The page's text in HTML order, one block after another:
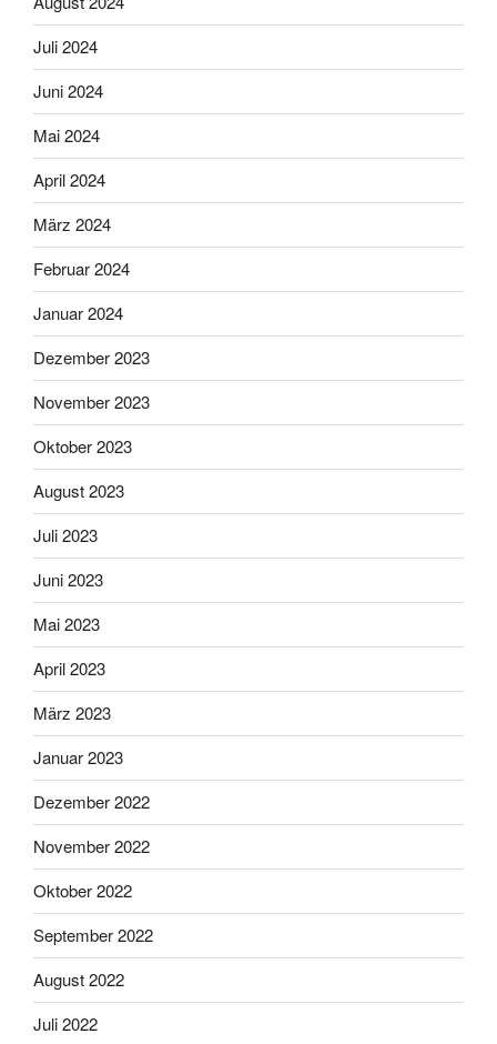
Juli 2024
Juni 2024
Mai 2024
April 2024
März 2024
Februar 2024
Januar 2024
Dezember 2023
November 2023
Oktober 2023
August 2023
Juli 2023
Juni 2023
Mai 2023
April 2023
März 2023
Januar 2023
Dezember 2022
November 2022
Oktober 2022
September 2022
August 2022
Juli 2022